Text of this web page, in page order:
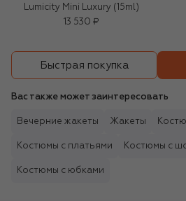
Lumicity Mini Luxury (15ml)
13 530 ₽
Быстрая покупка
Вас также может заинтересовать
Вечерние жакеты Жакеты
Костюмы с платьями Костюмы с
Костюмы с юбками